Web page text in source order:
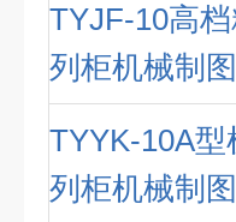
TYJF-10高
列柜机械制
TYYK-10A
列柜机械制